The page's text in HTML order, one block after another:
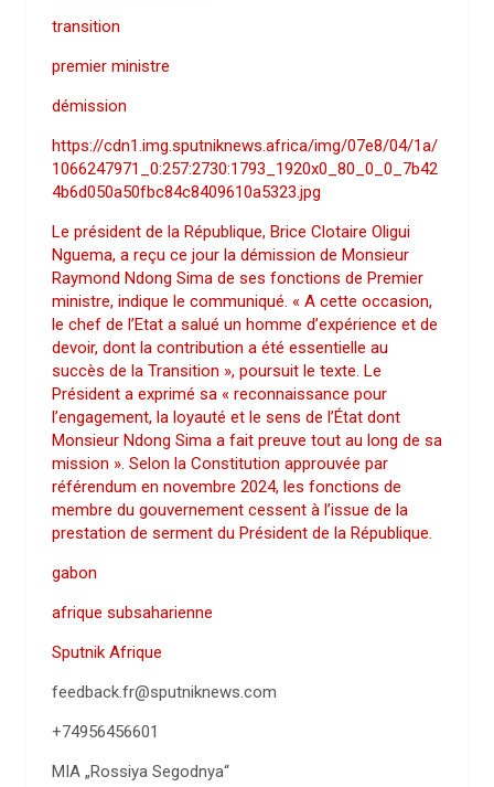
transition
premier ministre
démission
https://cdn1.img.sputniknews.africa/img/07e8/04/1a/
1066247971_0:257:2730:1793_1920x0_80_0_0_7b42
4b6d050a50fbc84c8409610a5323.jpg
Le président de la République, Brice Clotaire Oligui
Nguema, a reçu ce jour la démission de Monsieur
Raymond Ndong Sima de ses fonctions de Premier
ministre, indique le communiqué. « A cette occasion,
le chef de l’Etat a salué un homme d’expérience et de
devoir, dont la contribution a été essentielle au
succès de la Transition », poursuit le texte. Le
Président a exprimé sa « reconnaissance pour
l’engagement, la loyauté et le sens de l’État dont
Monsieur Ndong Sima a fait preuve tout au long de sa
mission ». Selon la Constitution approuvée par
référendum en novembre 2024, les fonctions de
membre du gouvernement cessent à l’issue de la
prestation de serment du Président de la République.
gabon
afrique subsaharienne
Sputnik Afrique
feedback.fr@sputniknews.com
+74956456601
MIA „Rossiya Segodnya“